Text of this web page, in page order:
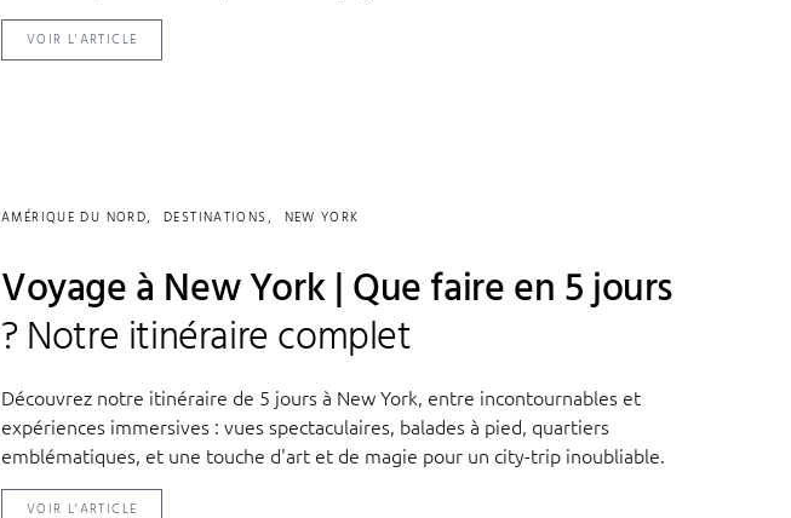
VOIR L'ARTICLE
AMÉRIQUE DU NORD DESTINATIONS NEW YORK
Voyage à New York | Que faire en 5 jours
? Notre itinéraire complet
Découvrez notre itinéraire de 5 jours à New York, entre incontournables et
expériences immersives : vues spectaculaires, balades à pied, quartiers
emblématiques, et une touche d'art et de magie pour un city-trip inoubliable.
VOIR L'ARTICLE